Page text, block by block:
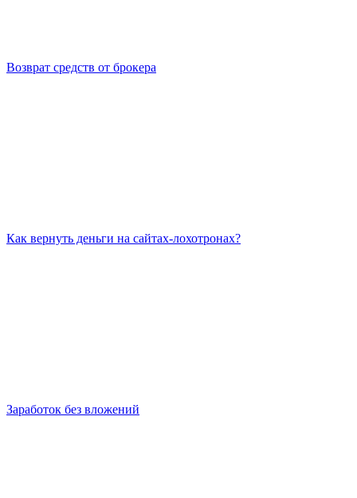
Возврат средств от брокера
Как вернуть деньги на сайтах-лохотронах?
Заработок без вложений